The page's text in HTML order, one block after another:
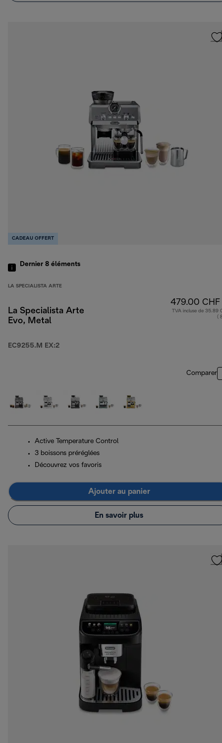
CADEAU OFFERT
Dernier 8 éléments
LA SPECIALISTA ARTE
La Specialista Arte
Evo, Metal
EC9255.M EX:2
479.00 CHF
TVA incluse de 35.89
(
Comparer
Active Temperature Control
3 boissons préréglées
Découvrez vos favoris
Ajouter au panier
En savoir plus